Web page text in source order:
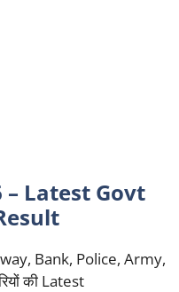
Latest Govt
Bank, Police, Army,
की Latest